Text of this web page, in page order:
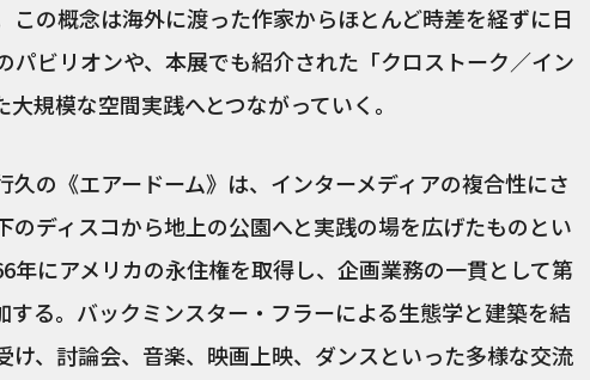
この概念は海外に渡った作家からほとんど時差を経ずに日
パビリオンや、本展でも紹介された「クロストーク／イン
規模な空間実践へとつながっていく。
久の《エアードーム》は、インターメディアの複合性にさ
のディスコから地上の公園へと実践の場を広げたものとい
年にアメリカの永住権を取得し、企画業務の一貫として第
する。バックミンスター・フラーによる生態学と建築を結
け、討論会、音楽、映画上映、ダンスといった多様な交流